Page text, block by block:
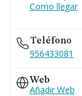
Como llegar
Teléfono
956433081
Web
Añadir Web